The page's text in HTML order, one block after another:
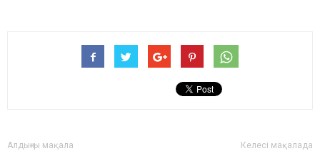
Алдыңғы мақала Келесі мақалада